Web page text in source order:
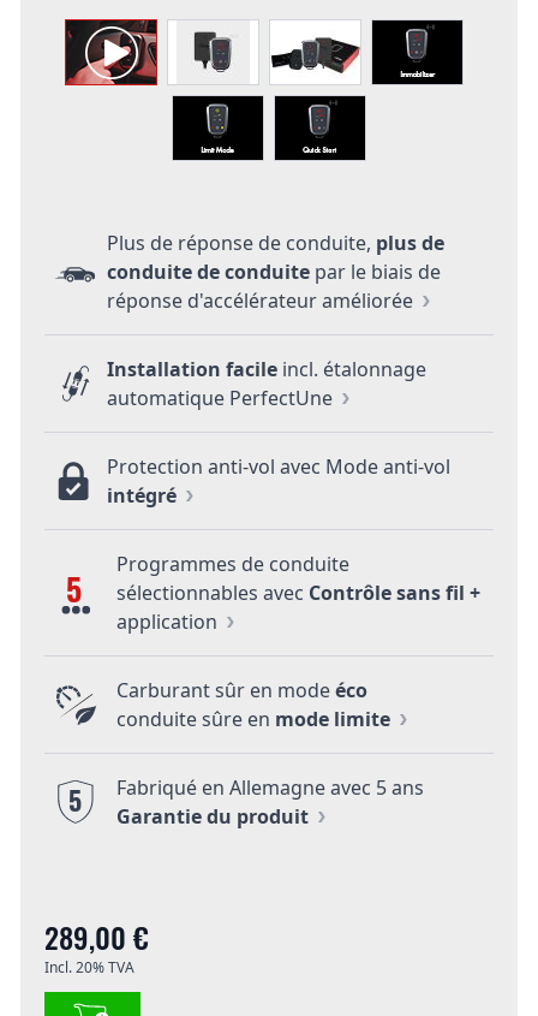
Plus de réponse de conduite, plus de
conduite de conduite par le biais de
réponse d'accélérateur améliorée
Installation facile incl. étalonnage
automatique PerfectUne
Protection anti-vol avec Mode anti-vol
intégré
5
Programmes de conduite
sélectionnables avec Contrôle sans fil +
application
Carburant sûr en modeéco
conduite sûre en mode limite
5
Fabriqué en Allemagne avec 5 ans
Garantie du produit
289,00 €
Incl. 20% TVA